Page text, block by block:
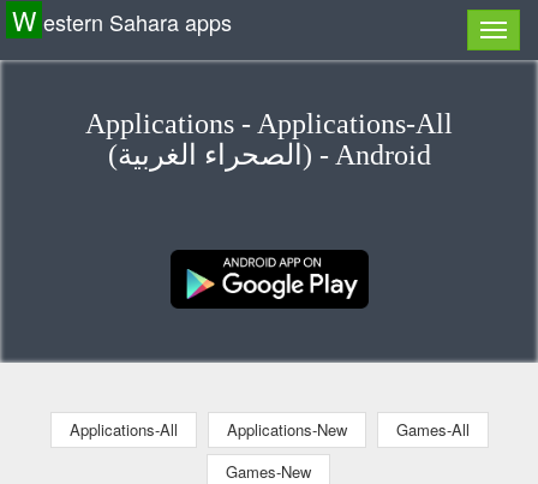
W estern Sahara apps
Applications - Applications-All
(الصحراء الغربية) - Android
Applications-All Applications-New
Games-All
Games-New